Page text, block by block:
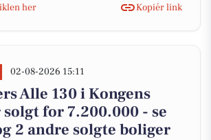
her Kopiér link
02-08-2026 15:11
Alle 130 i Kongens
for 7.200.000 - se
2 andre solgte boliger